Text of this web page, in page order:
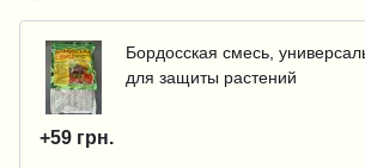
Бордосская смесь,
для защиты растений
+59 грн.